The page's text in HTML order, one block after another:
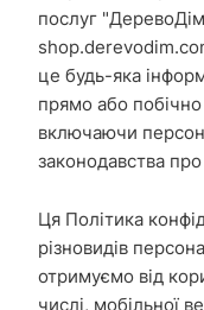
послуг
це будь-яка
прямо або
включаючи
законодавства
Ця Політика
різновидів
отримуємо від
числі, мобільної